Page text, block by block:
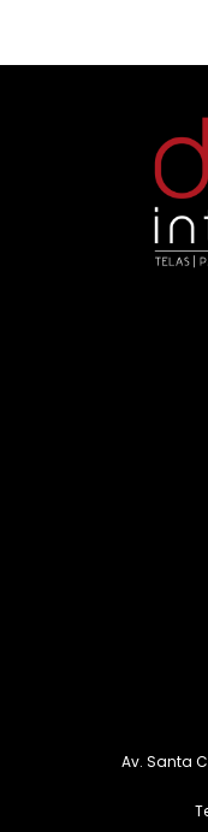
Av. Santa